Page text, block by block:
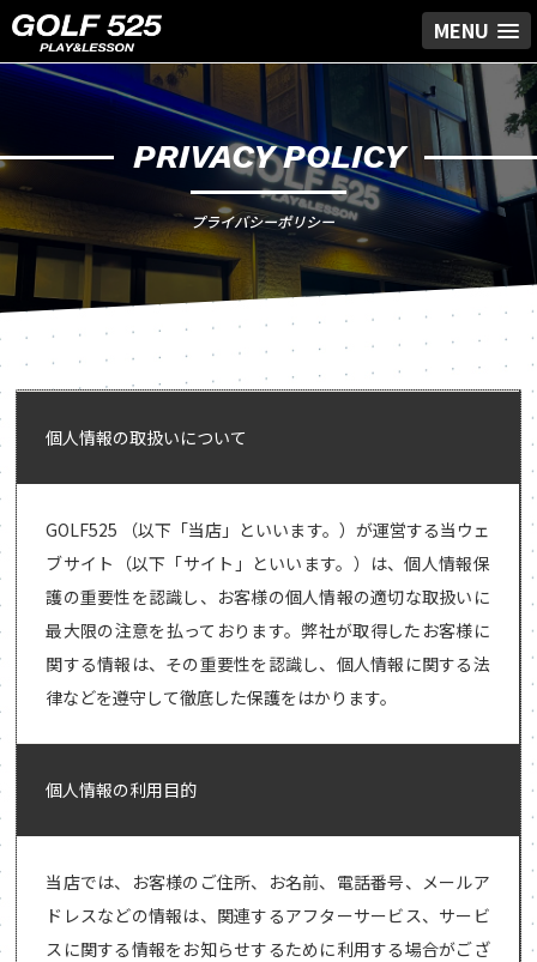
MENU
PRIVACY POLICY
プライバシーポリシー
個人情報の取扱いについて
GOLF525 （以下「当店」といいます。）が運営する当ウェ
ブサイト（以下「サイト」といいます。）は、個人情報保
護の重要性を認識し、お客様の個人情報の適切な取扱いに
最大限の注意を払っております。弊社が取得したお客様に
関する情報は、その重要性を認識し、個人情報に関する法
律などを遵守して徹底した保護をはかります。
個人情報の利用目的
当店では、お客様のご住所、お名前、電話番号、メールア
ドレスなどの情報は、関連するアフターサービス、サービ
スに関する情報をお知らせするために利用する場合がござ